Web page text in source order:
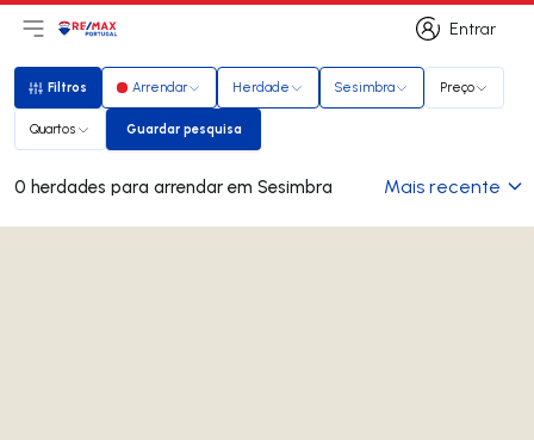
Entrar
Entrar
Abri menu principal
LogoIr para página inicial
Filtros
Filtros Arrendar Herdade Sesimbra Preço
Quartos Guardar pesquisa
Guardar pesquisa
0 herdades para arrendar em Sesimbra Mais recente